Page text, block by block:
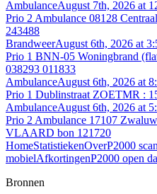
AmbulanceAugust 7th, 2026 at
Prio 2 Ambulance 08128
243488
BrandweerAugust 6th, 2026 at
Prio 1 BNN-05 Woningbrand
038293 011833
AmbulanceAugust 6th, 2026 at
Prio 1 Dublinstraat ZOETMR :
AmbulanceAugust 6th, 2026 at
Prio 2 Ambulance 17107
VLAARD bon 121720
HomeStatistiekenOverP2000
mobielAfkortingenP2000 open
Bronnen